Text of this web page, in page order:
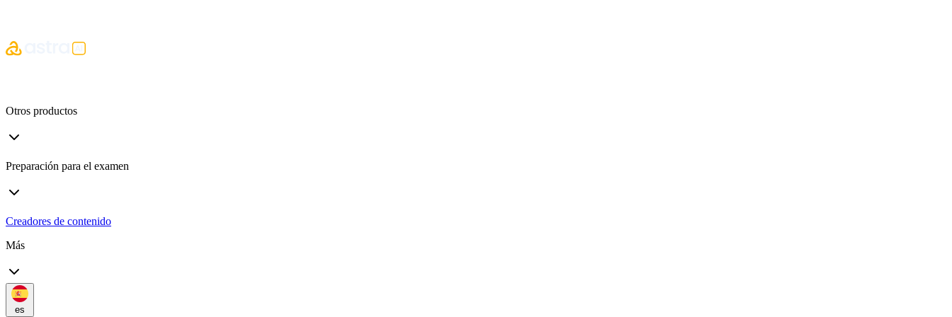
Otros productos
Preparación para el examen
Creadores de contenido
Más
es